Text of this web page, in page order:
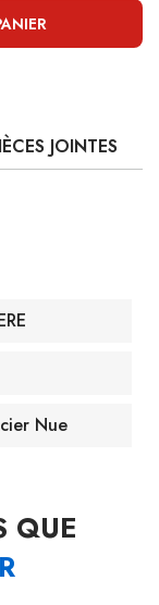
JOINTES
Nue
QUE